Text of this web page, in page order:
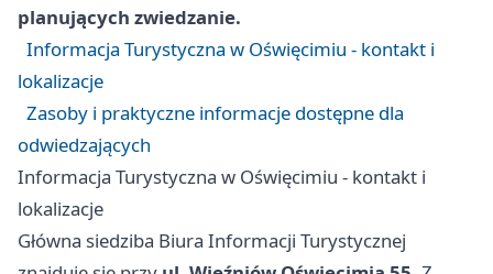
planujących zwiedzanie.
Informacja Turystyczna w Oświęcimiu - kontakt i
lokalizacje
Zasoby i praktyczne informacje dostępne dla
odwiedzających
Informacja Turystyczna w Oświęcimiu - kontakt i
lokalizacje
Główna siedziba Biura Informacji Turystycznej